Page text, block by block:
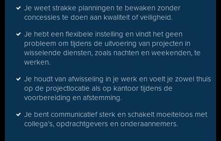
Je weet strakke planningen te bewaken zonder
concessies te doen aan kwaliteit of veiligheid.
Je hebt een flexibele instelling en vindt het geen
probleem om tijdens de uitvoering van projecten in
wisselende diensten, zoals nachten en weekenden, te
werken.
Je houdt van afwisseling in je werk en voelt je zowel thuis
op de projectlocatie als op kantoor tijdens de
voorbereiding en afstemming.
Je bent communicatief sterk en schakelt moeiteloos met
collega’s, opdrachtgevers en onderaannemers.